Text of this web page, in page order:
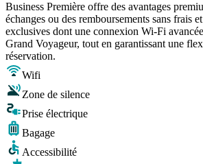
Business Première offre des avantages
échanges ou des remboursements sans frais
exclusives dont une connexion Wi-Fi
Grand Voyageur, tout en garantissant une
réservation.
Wifi
Zone de silence
Prise électrique
Bagage
Accessibilité